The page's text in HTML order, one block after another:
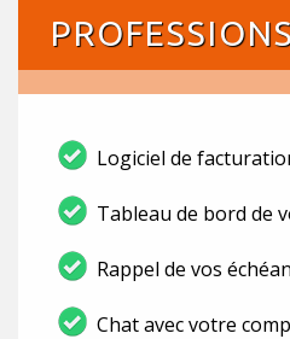
Logiciel de
Tableau de bord de
Rappel de vos
Chat avec votre